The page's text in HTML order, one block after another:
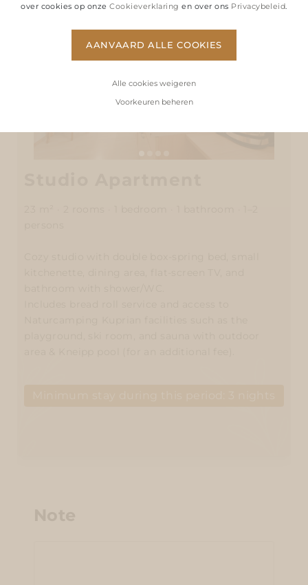
over cookies op onzeCookieverklaring en over ons Privacybeleid
AANVAARD ALLE COOKIES
Alle cookies weigeren
Voorkeuren beheren